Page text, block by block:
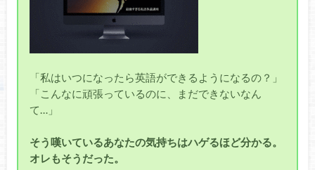
「私はいつになったら英語ができるようになるの？」
「こんなに頑張っているのに、まだできないなん
て…」
そう嘆いているあなたの気持ちはハゲるほど分かる。
オレもそうだった。